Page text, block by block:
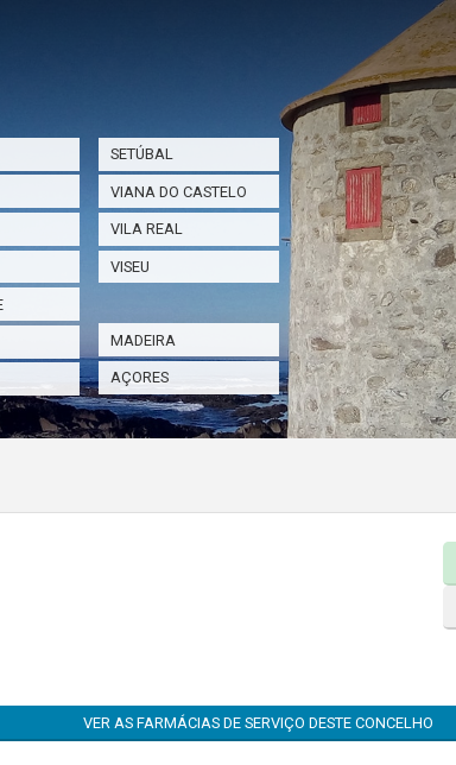
SETÚBAL
VIANA DO CASTELO
VILA REAL
VISEU
MADEIRA
AÇORES
VER AS FARMÁCIAS DE SERVIÇO DESTE CONCELHO